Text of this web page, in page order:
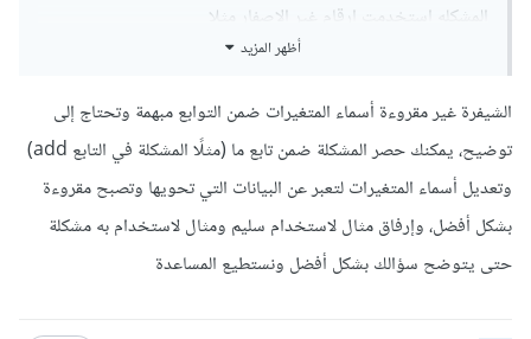
المشكله استخدمت ارقام غير الاصفار مثلا
,0,1 وهكذا
أظهر المزيد
الشيفرة غير مقروءة أسماء المتغيرات ضمن التوابع مبهمة وتحتاج إلى
توضيح، يمكنك حصر المشكلة ضمن تابع ما (مثلًا المشكلة في التابع add)
وتعديل أسماء المتغيرات لتعبر عن البيانات التي تحويها وتصبح مقروءة
بشكل أفضل، وإرفاق مثال لاستخدام سليم ومثال لاستخدام به مشكلة
حتى يتوضح سؤالك بشكل أفضل ونستطيع المساعدة